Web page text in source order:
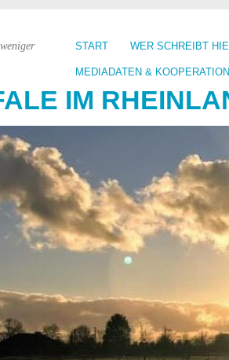
START WER SCHREIBT
MEDIADATEN & KOOPERATION
IM